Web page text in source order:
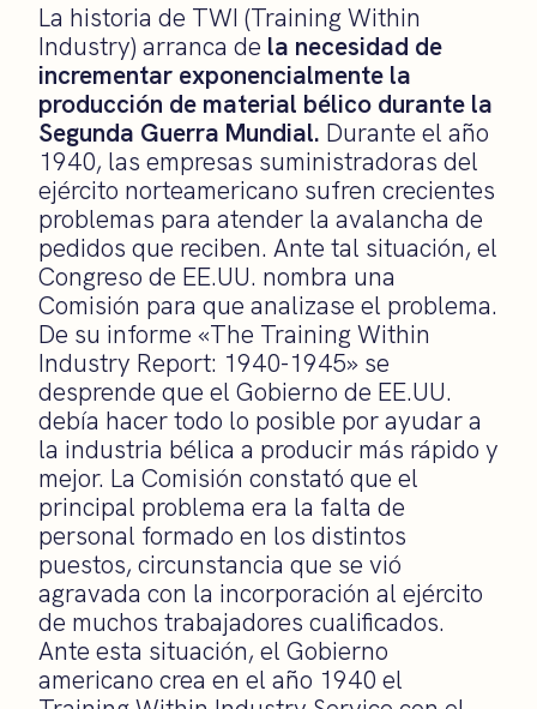
La historia de TWI (Training Within
Industry) arranca de la necesidad de
incrementar exponencialmente la
producción de material bélico durante la
Segunda Guerra Mundial. Durante el año
1940, las empresas suministradoras del
ejército norteamericano sufren crecientes
problemas para atender la avalancha de
pedidos que reciben. Ante tal situación, el
Congreso de EE.UU. nombra una
Comisión para que analizase el problema.
De su informe «The Training Within
Industry Report: 1940-1945» se
desprende que el Gobierno de EE.UU.
debía hacer todo lo posible por ayudar a
la industria bélica a producir más rápido y
mejor. La Comisión constató que el
principal problema era la falta de
personal formado en los distintos
puestos, circunstancia que se vió
agravada con la incorporación al ejército
de muchos trabajadores cualificados.
Ante esta situación, el Gobierno
americano crea en el año 1940 el